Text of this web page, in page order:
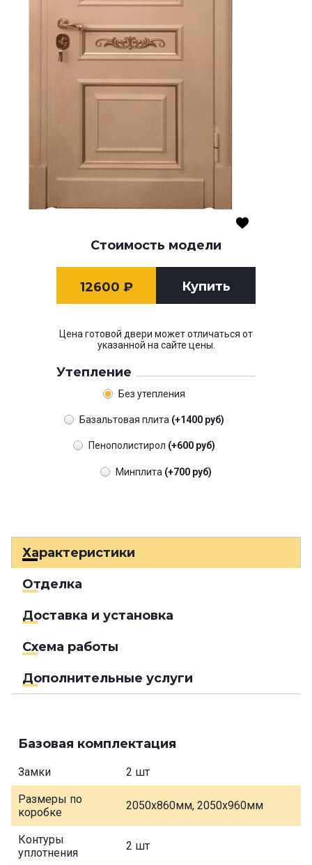
Стоимость модели
12600 ₽ Купить
Цена готовой двери может отличаться от
указанной на сайте цены.
Утепление
Без утепления
Базальтовая плита (+1400 руб)
Пенополистирол (+600 руб)
Минплита (+700 руб)
Характеристики
Отделка
Доставка и установка
Схема работы
Дополнительные услуги
Базовая комплектация
Замки 2 шт
Размеры по
коробке
2050х860мм, 2050х960мм
Контуры
уплотнения
2 шт